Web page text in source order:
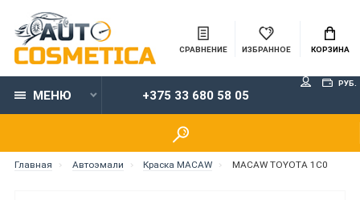
СРАВНЕНИЕ ИЗБРАННОЕ КОРЗИНА
МЕНЮ +375 33 680 58 05
РУБ.
Главная Автоэмали Краска MACAW MACAW TOYOTA 1C0